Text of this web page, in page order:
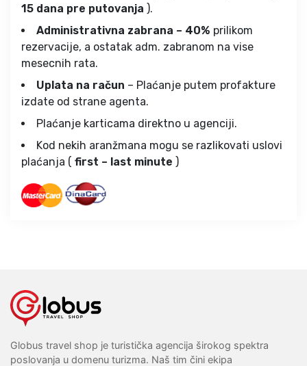
15 dana pre putovanja ).
Administrativna zabrana – 40% prilikom
rezervacije, a ostatak adm. zabranom na vise
mesecnih rata.
Uplata na račun – Plaćanje putem profakture
izdate od strane agenta.
Plaćanje karticama direktno u agenciji.
Kod nekih aranžmana mogu se razlikovati uslovi
plaćanja ( first – last minute )
Globus travel shop je turistička agencija širokog spektra
poslovanja u domenu turizma. Naš tim čini ekipa